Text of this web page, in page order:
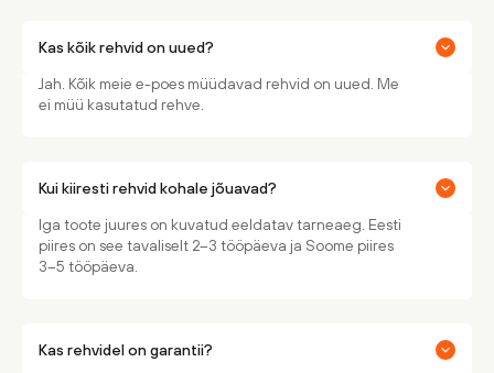
Kas kõik rehvid on uued?
Jah. Kõik meie e-poes müüdavad rehvid on uued. Me
ei müü kasutatud rehve.
Kui kiiresti rehvid kohale jõuavad?
Iga toote juures on kuvatud eeldatav tarneaeg. Eesti
piires on see tavaliselt 2–3 tööpäeva ja Soome piires
3–5 tööpäeva.
Kas rehvidel on garantii?